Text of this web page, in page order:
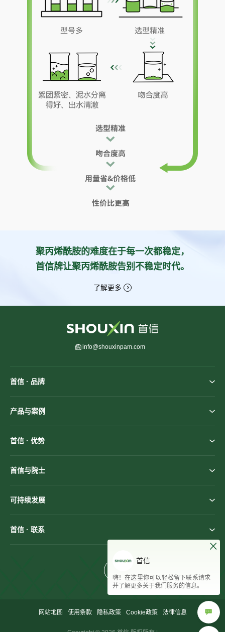
聚丙烯酰胺的难度在于每一次都稳定，
首信牌让聚丙烯酰胺告别不稳定时代。
了解更多
info@shouxinpam.com
首信 · 品牌
产品与案例
首信 · 优势
首信与院士
可持续发展
首信 · 联系
网站地图 使用条款 隐私政策 Cookie政策 法律信息
首信
嗨！在这里你可以轻松留下联系请求
并了解更多关于我们服务的信息。